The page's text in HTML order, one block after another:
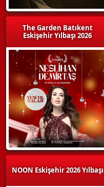
The Garden Batıkent
Eskişehir Yılbaşı 2026
NOON Eskişehir 2026 Yılbaşı